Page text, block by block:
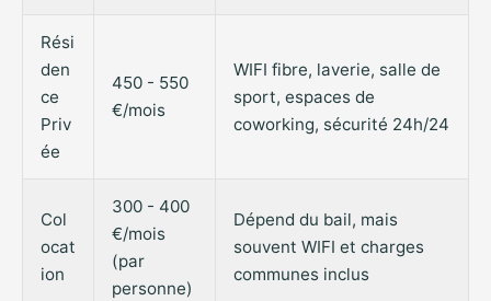
Rési
den
ce
Priv
ée
450 - 550
€/mois
WIFI fibre, laverie, salle de
sport, espaces de
coworking, sécurité 24h/24
Col
ocat
ion
300 - 400
€/mois
(par
personne)
Dépend du bail, mais
souvent WIFI et charges
communes inclus